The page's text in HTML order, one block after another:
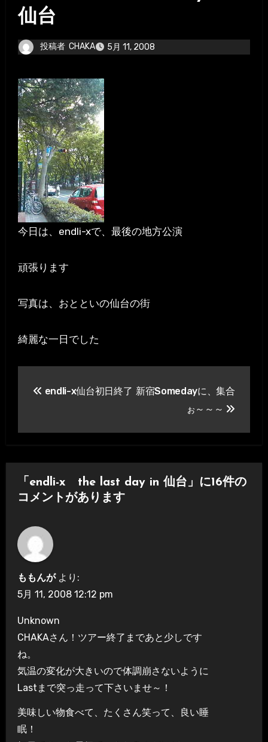
仙台
投稿者 CHAKA 5月 11, 2008
今日は、endli-xで、最後の地方公演
頑張ります
写真は、おとといの仙台の街
綺麗な一日でした
ゲ
ー
シ
ョ
ン
endli-x仙台初日終了 新宿Somedayに、集合
ぉ～～～
「endli-x the last day in 仙台」に16件の
コメントがあります
ももんが より:
5月 11, 2008 12:12 pm
Unknown
CHAKAさん！ツアー終了まであと少しです
ね。
気温の変化が大きいので体調崩さないように
Lastまで突っ走って下さいませ～！
美味しい物食べて、たくさん笑って、良い睡
眠！